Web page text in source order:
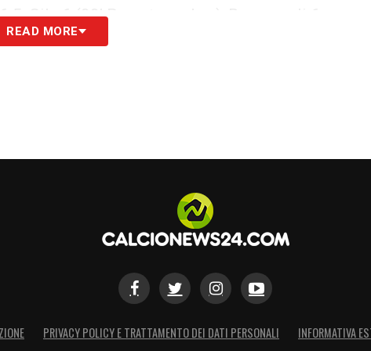
Gila 6 (88′ Provstgaard sv), Romagnoli 6,
6.5, Belahyane 6; Cancellieri 6.5 (81`
READ MORE
PRIVACY POLICY E TRATTAMENTO DEI DATI PERSONALI INFORMATIVA